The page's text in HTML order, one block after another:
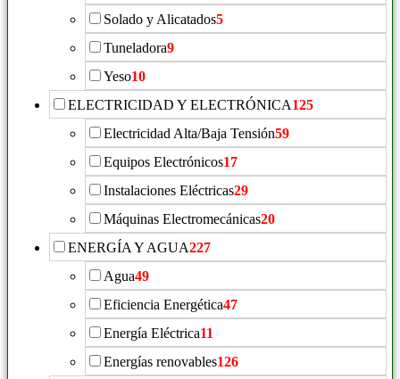
Solado y Alicatados5
Tuneladora9
Yeso10
ELECTRICIDAD Y ELECTRÓNICA125
Electricidad Alta/Baja Tensión59
Equipos Electrónicos17
Instalaciones Eléctricas29
Máquinas Electromecánicas20
ENERGÍA Y AGUA227
Agua49
Eficiencia Energética47
Energía Eléctrica11
Energías renovables126